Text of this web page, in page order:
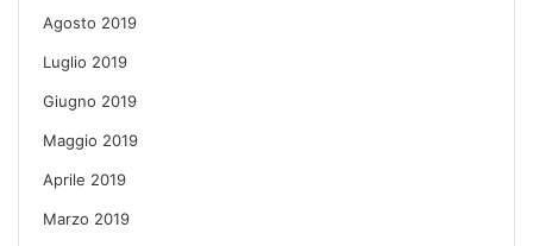
Agosto 2019
Luglio 2019
Giugno 2019
Maggio 2019
Aprile 2019
Marzo 2019